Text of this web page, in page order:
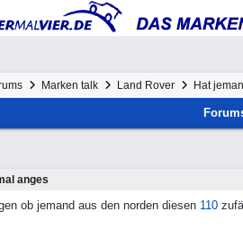
Marken talk Land Rover Hat
anges
ob jemand aus den norden diesen 110